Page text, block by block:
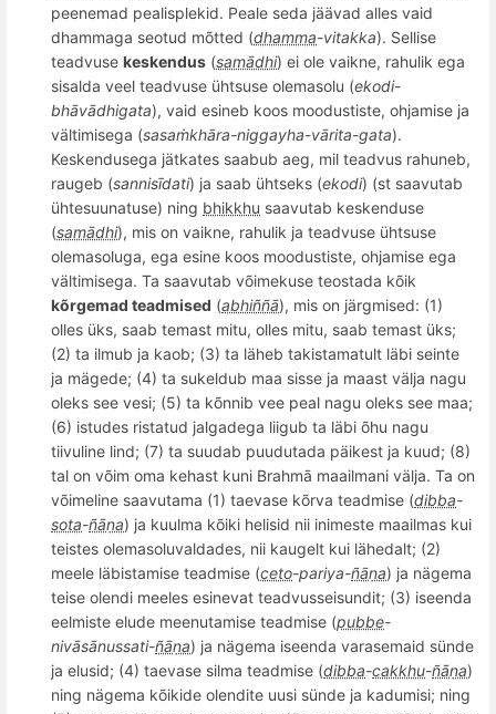
peenemad pealisplekid. Peale seda jäävad alles vaid
dhammaga seotud mõtted (dhamma-vitakka). Sellise
teadvuse keskendus (samādhi) ei ole vaikne, rahulik ega
sisalda veel teadvuse ühtsuse olemasolu (ekodi-
bhāvādhigata), vaid esineb koos moodustiste, ohjamise ja
vältimisega (sasaṁkhāra-niggayha-vārita-gata).
Keskendusega jätkates saabub aeg, mil teadvus rahuneb,
raugeb (sannisīdati) ja saab ühtseks (ekodi) (st saavutab
ühtesuunatuse) ning bhikkhu saavutab keskenduse
(samādhi), mis on vaikne, rahulik ja teadvuse ühtsuse
olemasoluga, ega esine koos moodustiste, ohjamise ega
vältimisega. Ta saavutab võimekuse teostada kõik
kõrgemad teadmised (abhiññā), mis on järgmised: (1)
olles üks, saab temast mitu, olles mitu, saab temast üks;
(2) ta ilmub ja kaob; (3) ta läheb takistamatult läbi seinte
ja mägede; (4) ta sukeldub maa sisse ja maast välja nagu
oleks see vesi; (5) ta kõnnib vee peal nagu oleks see maa;
(6) istudes ristatud jalgadega liigub ta läbi õhu nagu
tiivuline lind; (7) ta suudab puudutada päikest ja kuud; (8)
tal on võim oma kehast kuni Brahmā maailmani välja. Ta on
võimeline saavutama (1) taevase kõrva teadmise (dibba-
sota-ñāṇa) ja kuulma kõiki helisid nii inimeste maailmas kui
teistes olemasoluvaldades, nii kaugelt kui lähedalt; (2)
meele läbistamise teadmise (ceto-pariya-ñāṇa) ja nägema
teise olendi meeles esinevat teadvusseisundit; (3) iseenda
eelmiste elude meenutamise teadmise (pubbe-
nivāsānussati-ñāṇa) ja nägema iseenda varasemaid sünde
ja elusid; (4) taevase silma teadmise (dibba-cakkhu-ñāṇa)
ning nägema kõikide olendite uusi sünde ja kadumisi; ning